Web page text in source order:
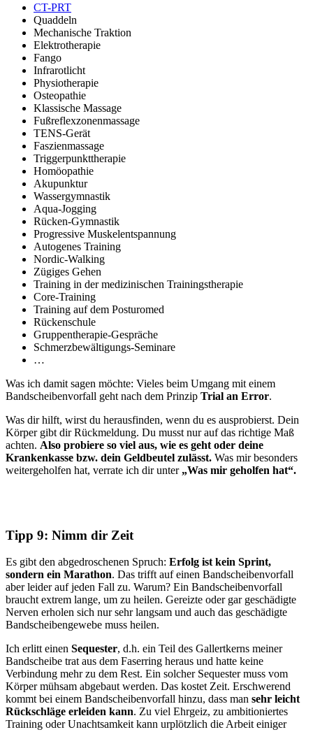
CT-PRT
Quaddeln
Mechanische Traktion
Elektrotherapie
Fango
Infrarotlicht
Physiotherapie
Osteopathie
Klassische Massage
Fußreflexzonenmassage
TENS-Gerät
Faszienmassage
Triggerpunkttherapie
Homöopathie
Akupunktur
Wassergymnastik
Aqua-Jogging
Rücken-Gymnastik
Progressive Muskelentspannung
Autogenes Training
Nordic-Walking
Zügiges Gehen
Training in der medizinischen Trainingstherapie
Core-Training
Training auf dem Posturomed
Rückenschule
Gruppentherapie-Gespräche
Schmerzbewältigungs-Seminare
…
Was ich damit sagen möchte: Vieles beim Umgang mit einem
Bandscheibenvorfall geht nach dem Prinzip Trial an Error.
Was dir hilft, wirst du herausfinden, wenn du es ausprobierst. Dein
Körper gibt dir Rückmeldung. Du musst nur auf das richtige Maß
achten. Also probiere so viel aus, wie es geht oder deine
Krankenkasse bzw. dein Geldbeutel zulässt. Was mir besonders
weitergeholfen hat, verrate ich dir unter „Was mir geholfen hat“.
Tipp 9: Nimm dir Zeit
Es gibt den abgedroschenen Spruch: Erfolg ist kein Sprint,
sondern ein Marathon. Das trifft auf einen Bandscheibenvorfall
aber leider auf jeden Fall zu. Warum? Ein Bandscheibenvorfall
braucht extrem lange, um zu heilen. Gereizte oder gar geschädigte
Nerven erholen sich nur sehr langsam und auch das geschädigte
Bandscheibengewebe muss heilen.
Ich erlitt einen Sequester, d.h. ein Teil des Gallertkerns meiner
Bandscheibe trat aus dem Faserring heraus und hatte keine
Verbindung mehr zu dem Rest. Ein solcher Sequester muss vom
Körper mühsam abgebaut werden. Das kostet Zeit. Erschwerend
kommt bei einem Bandscheibenvorfall hinzu, dass man sehr leicht
Rückschläge erleiden kann. Zu viel Ehrgeiz, zu ambitioniertes
Training oder Unachtsamkeit kann urplötzlich die Arbeit einiger